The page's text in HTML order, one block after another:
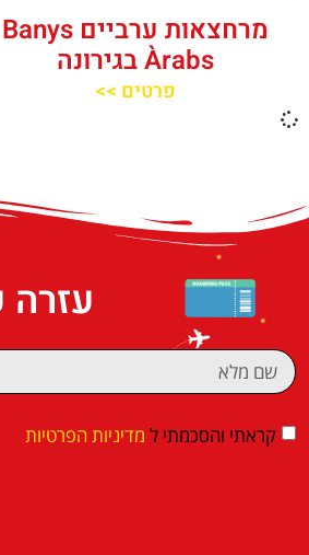
מרחצאות ערביים Banys
Àrabs בגירונה
פרטים >>
קראתי והסכמתי ל מדיניות הפרטיות